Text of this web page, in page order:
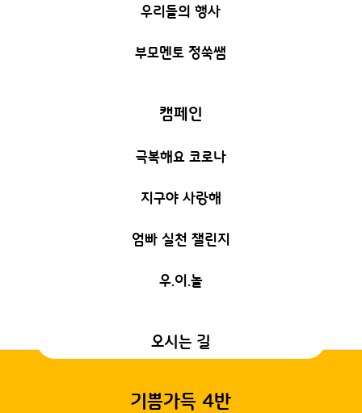
우리들의 행사
부모멘토 정쑥쌤
캠페인
극복해요 코로나
지구야 사랑해
엄빠 실천 챌린지
우.이.놀
오시는 길
기쁨가득 4반